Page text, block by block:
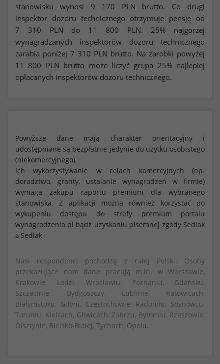
stanowisku wynosi 9 170 PLN brutto. Co drugi
inspektor dozoru technicznego otrzymuje pensję od
7 310 PLN do 11 800 PLN. 25% najgorzej
wynagradzanych inspektorów dozoru technicznego
zarabia poniżej 7 310 PLN brutto. Na zarobki powyżej
11 800 PLN brutto może liczyć grupa 25% najlepiej
opłacanych inspektorów dozoru technicznego.
Powyższe dane mają charakter orientacyjny i
udostępniane są bezpłatnie jedynie do użytku osobistego
(niekomercyjnego).
Ich wykorzystywanie w celach komercyjnych (np.
doradztwo, granty, ustalanie wynagrodzeń w firmie)
wymaga zakupu raportu premium dla wybranego
stanowiska. Z aplikacji można również korzystać po
wykupeniu dostępu do strefy premium portalu
wynagrodzenia.pl bądź uzyskaniu pisemnej zgody Sedlak
& Sedlak
Nasi respondenci pochodzą z całej Polski. Osoby
przekazujące nam dane pracują m.in. w Warszawie,
Krakowie, Łodzi, Wrocławiu, Poznaniu, Gdańsku,
Szczecinie, Bydgoszczy, Lublinie, Katowicach,
Białymstoku, Gdyni, Częstochowie, Radomiu, Sosnowcu,
Toruniu, Kielcach, Gliwicach, Zabrzu, Bytomiu, Rzeszowie,
Olsztynie, Bielsko-Białej, Tychach, Opolu.